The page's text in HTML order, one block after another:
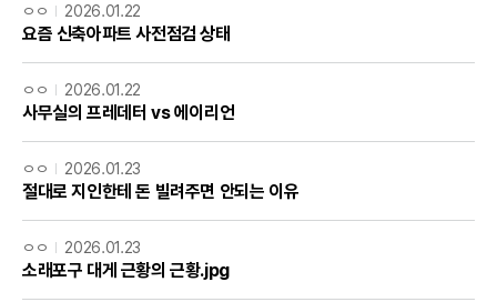
ㅇㅇ 2026.01.22
요즘 신축아파트 사전점검 상태
ㅇㅇ 2026.01.22
사무실의 프레데터 vs 에이리언
ㅇㅇ 2026.01.23
절대로 지인한테 돈 빌려주면 안되는 이유
ㅇㅇ 2026.01.23
소래포구 대게 근황의 근황.jpg